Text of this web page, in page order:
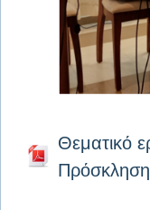
Θεματικό
Πρόσκληση